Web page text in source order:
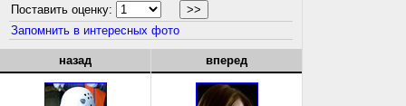
Поставить оценку:
Запомнить в интересных фото
назад вперед